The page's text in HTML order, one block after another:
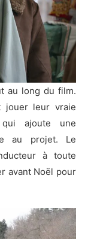
au long du film.
jouer leur vraie
ajoute une
au projet. Le
à toute
avant Noël pour